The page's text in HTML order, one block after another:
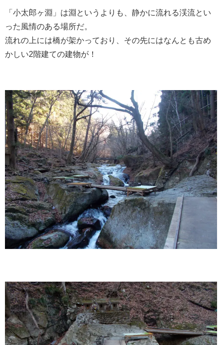
「小太郎ヶ淵」は淵というよりも、静かに流れる渓流とい
った風情のある場所だ。
流れの上には橋が架かっており、その先にはなんとも古め
かしい2階建ての建物が！